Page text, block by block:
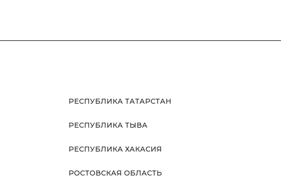
РЕСПУБЛИКА ТАТАРСТАН
РЕСПУБЛИКА ТЫВА
РЕСПУБЛИКА ХАКАСИЯ
РОСТОВСКАЯ ОБЛАСТЬ